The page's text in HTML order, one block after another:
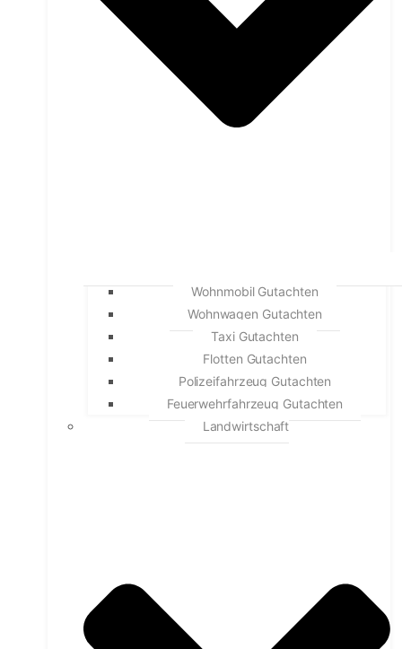
Wohnmobil Gutachten
Wohnwagen Gutachten
Taxi Gutachten
Flotten Gutachten
Polizeifahrzeug Gutachten
Feuerwehrfahrzeug Gutachten
Landwirtschaft